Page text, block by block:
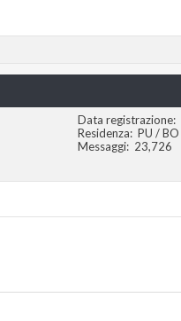
Data registrazione
Residenza
PU / BO
Messaggi
23,726